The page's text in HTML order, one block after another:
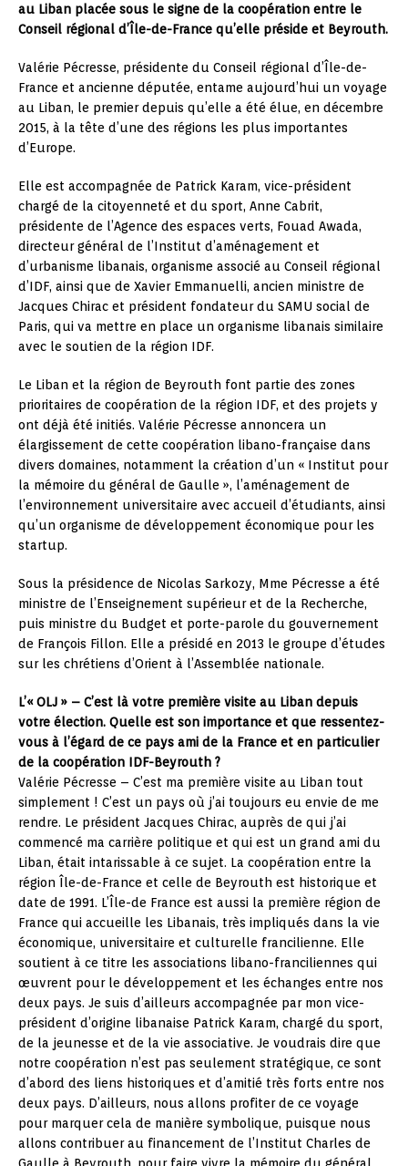
au Liban placée sous le signe de la coopération entre le
Conseil régional d’Île-de-France qu’elle préside et Beyrouth.
Valérie Pécresse, présidente du Conseil régional d’Île-de-
France et ancienne députée, entame aujourd’hui un voyage
au Liban, le premier depuis qu’elle a été élue, en décembre
2015, à la tête d’une des régions les plus importantes
d’Europe.
Elle est accompagnée de Patrick Karam, vice-président
chargé de la citoyenneté et du sport, Anne Cabrit,
présidente de l’Agence des espaces verts, Fouad Awada,
directeur général de l’Institut d’aménagement et
d’urbanisme libanais, organisme associé au Conseil régional
d’IDF, ainsi que de Xavier Emmanuelli, ancien ministre de
Jacques Chirac et président fondateur du SAMU social de
Paris, qui va mettre en place un organisme libanais similaire
avec le soutien de la région IDF.
Le Liban et la région de Beyrouth font partie des zones
prioritaires de coopération de la région IDF, et des projets y
ont déjà été initiés. Valérie Pécresse annoncera un
élargissement de cette coopération libano-française dans
divers domaines, notamment la création d’un « Institut pour
la mémoire du général de Gaulle », l’aménagement de
l’environnement universitaire avec accueil d’étudiants, ainsi
qu’un organisme de développement économique pour les
startup.
Sous la présidence de Nicolas Sarkozy, Mme Pécresse a été
ministre de l’Enseignement supérieur et de la Recherche,
puis ministre du Budget et porte-parole du gouvernement
de François Fillon. Elle a présidé en 2013 le groupe d’études
sur les chrétiens d’Orient à l’Assemblée nationale.
L’« OLJ » – C’est là votre première visite au Liban depuis
votre élection. Quelle est son importance et que ressentez-
vous à l’égard de ce pays ami de la France et en particulier
de la coopération IDF-Beyrouth ?
Valérie Pécresse – C’est ma première visite au Liban tout
simplement ! C’est un pays où j’ai toujours eu envie de me
rendre. Le président Jacques Chirac, auprès de qui j’ai
commencé ma carrière politique et qui est un grand ami du
Liban, était intarissable à ce sujet. La coopération entre la
région Île-de-France et celle de Beyrouth est historique et
date de 1991. L’Île-de France est aussi la première région de
France qui accueille les Libanais, très impliqués dans la vie
économique, universitaire et culturelle francilienne. Elle
soutient à ce titre les associations libano-franciliennes qui
œuvrent pour le développement et les échanges entre nos
deux pays. Je suis d’ailleurs accompagnée par mon vice-
président d’origine libanaise Patrick Karam, chargé du sport,
de la jeunesse et de la vie associative. Je voudrais dire que
notre coopération n’est pas seulement stratégique, ce sont
d’abord des liens historiques et d’amitié très forts entre nos
deux pays. D’ailleurs, nous allons profiter de ce voyage
pour marquer cela de manière symbolique, puisque nous
allons contribuer au financement de l’Institut Charles de